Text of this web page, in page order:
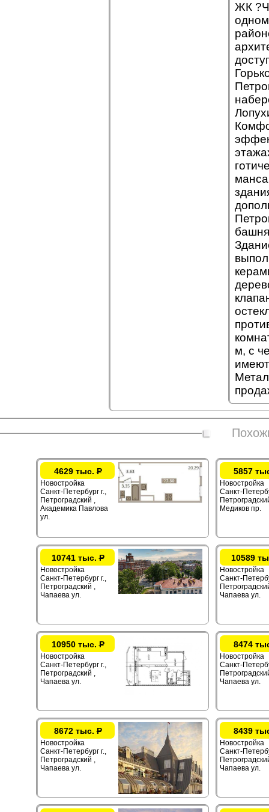
ЖК
м, с
4629 тыс.Р
Новостройка
Санкт-Петербург г.,
Петроградский ,
Академика Павлова
ул.
5857
Новостройка
Санкт-
Медиков пр.
10741 тыс.Р
Новостройка
Санкт-Петербург г.,
Петроградский ,
Чапаева ул.
10589
Новостройка
Санкт-
Чапаева ул.
10950 тыс.Р
Новостройка
Санкт-Петербург г.,
Петроградский ,
Чапаева ул.
8474
Новостройка
Санкт-
Чапаева ул.
8672 тыс.Р
Новостройка
Санкт-Петербург г.,
Петроградский ,
Чапаева ул.
8439
Новостройка
Санкт-
Чапаева ул.